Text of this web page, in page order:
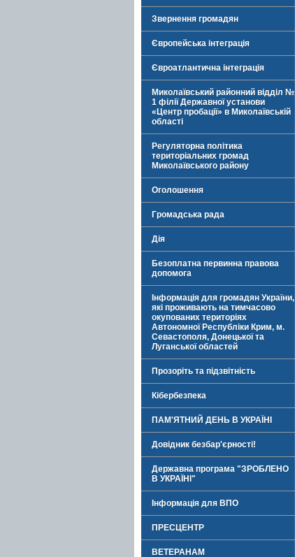
Звернення громадян
Європейська інтеграція
Євроатлантична інтеграція
Миколаївський районний відділ №
1 філії Державної установи
«Центр пробації» в Миколаївській
області
Регуляторна політика
територіальних громад
Миколаївського району
Оголошення
Громадська рада
Дія
Безоплатна первинна правова
допомога
Інформація для громадян України,
які проживають на тимчасово
окупованих територіях
Автономної Республіки Крим, м.
Севастополя, Донецької та
Луганської областей
Прозоріть та підзвітність
Кібербезпека
ПАМ'ЯТНИЙ ДЕНЬ В УКРАЇНІ
Довідник безбар'єрності!
Державна програма "ЗРОБЛЕНО
В УКРАЇНІ"
Інформація для ВПО
ПРЕСЦЕНТР
ВЕТЕРАНАМ